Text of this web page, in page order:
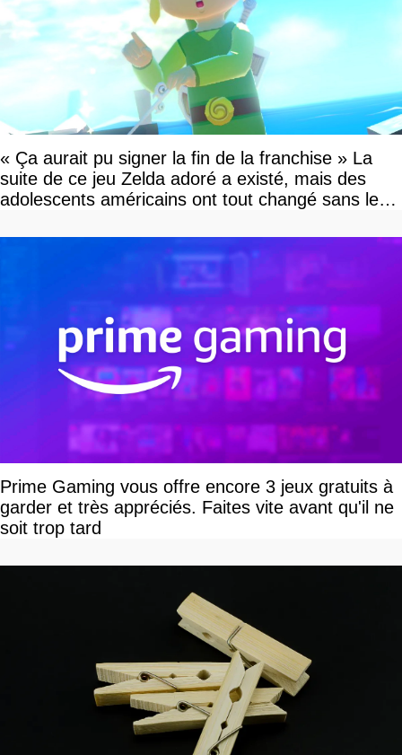
« Ça aurait pu signer la fin de la franchise » La
suite de ce jeu Zelda adoré a existé, mais des
adolescents américains ont tout changé sans le
Prime Gaming vous offre encore 3 jeux gratuits à
garder et très appréciés. Faites vite avant qu'il ne
soit trop tard